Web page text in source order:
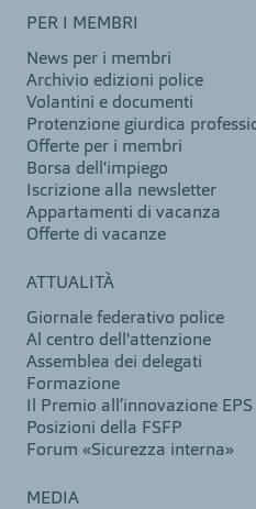
PER I MEMBRI
News per i membri
Archivio edizioni police
Volantini e documenti
Protenzione giurdica
Offerte per i membri
Borsa dell'impiego
Iscrizione alla newsletter
Appartamenti di vacanza
Offerte di vacanze
ATTUALITÀ
Giornale federativo police
Al centro dell'attenzione
Assemblea dei delegati
Formazione
Il Premio all’innovazione EPS
Posizioni della FSFP
Forum «Sicurezza interna»
MEDIA